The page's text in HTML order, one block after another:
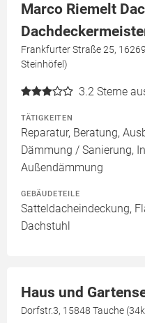
Marco Riemelt
Frankfurter Straße 25,
Steinhöfel)
3.2 Sterne
TÄTIGKEITEN
Reparatur, Beratung,
Dämmung / Sanierung,
Außendämmung
GEBÄUDETEILE
Satteldacheindeckung,
Dachstuhl
Haus und
Dorfstr.3, 15848 Tauche